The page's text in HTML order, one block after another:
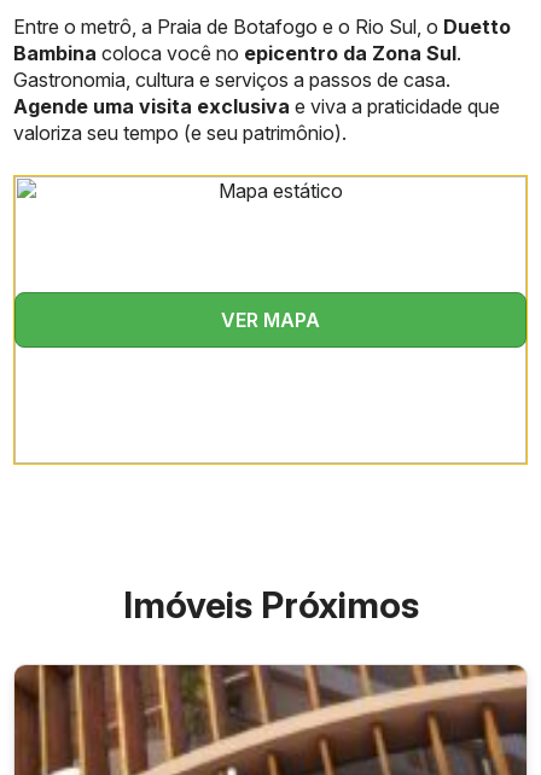
empreendimento
Duetto Bambina
Endereço
Rua Bambina, 125 –
Botafogo – RJ
Tipologias
Studios, double-studios, 1
quarto, gardens com
piscina
Número de unidades 12
Pavimentos 3 andares
Diferenciais internos
instalados, cooktop e
Elevador; halls com design
Benefício fiscal Isenção de IPTU
Bairro Botafogo
Entre o metrô, a Praia de Botafogo e o Rio Sul, o Duetto
Bambina coloca você no epicentro da Zona Sul.
Gastronomia, cultura e serviços a passos de casa.
Agende uma visita exclusiva e viva a praticidade que
valoriza seu tempo (e seu patrimônio).
VER MAPA
Imóveis Próximos